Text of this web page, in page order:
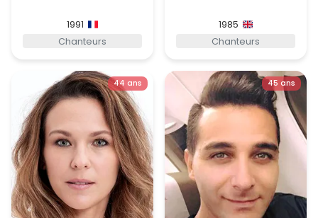
1991
Chanteurs
1985
Chanteurs
44 ans 45 ans